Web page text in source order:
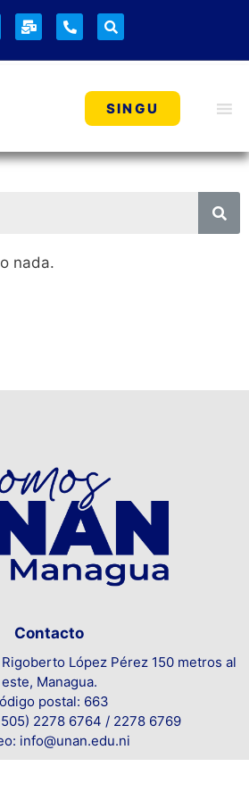
SINGU
nada.
Contacto
López Pérez 150 metros al
este, Managua.
postal: 663
2278 6764 / 2278 6769
info@unan.edu.ni